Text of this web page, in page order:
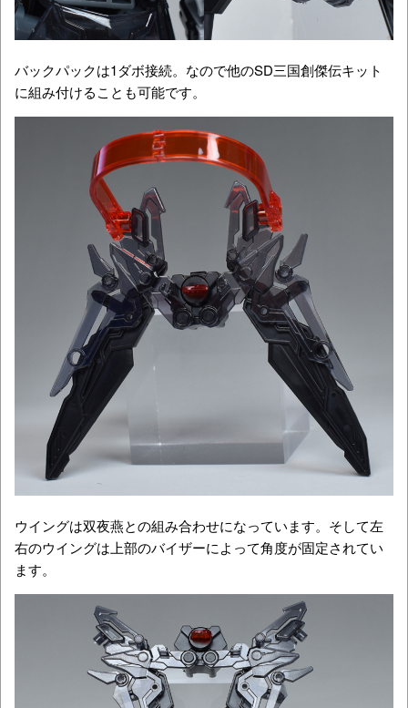
バックパックは1ダボ接続。なので他のSD三国創傑伝キット
に組み付けることも可能です。
ウイングは双夜燕との組み合わせになっています。そして左
右のウイングは上部のバイザーによって角度が固定されてい
ます。